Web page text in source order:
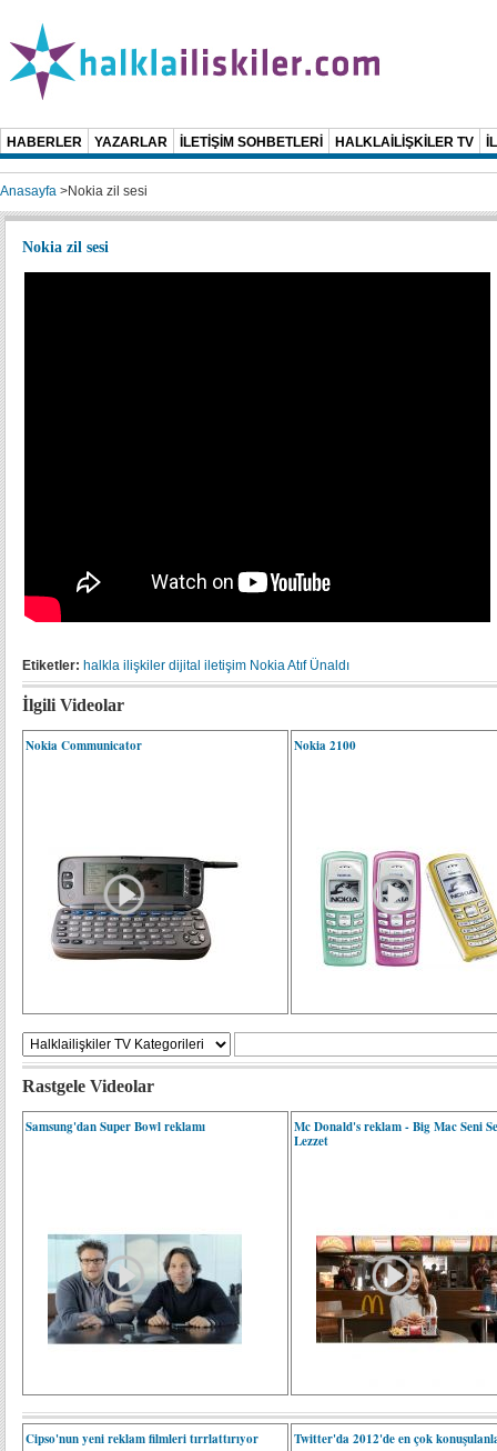
HABERLER YAZARLAR İLETİŞİM SOHBETLERİ HALKLAİLİŞKİLER TV
Anasayfa >Nokia zil sesi
Nokia zil sesi
Etiketler: halkla ilişkiler dijital iletişim NokiaAtıf Ünaldı
İlgili Videolar
Nokia Communicator Nokia 2100
Rastgele Videolar
Samsung'dan Super Bowl reklamı
Mc Donald's reklam - Big Mac Seni
Lezzet
Cipso'nun yeni reklam filmleri tırrlattırıyor Twitter'da 2012'de en çok